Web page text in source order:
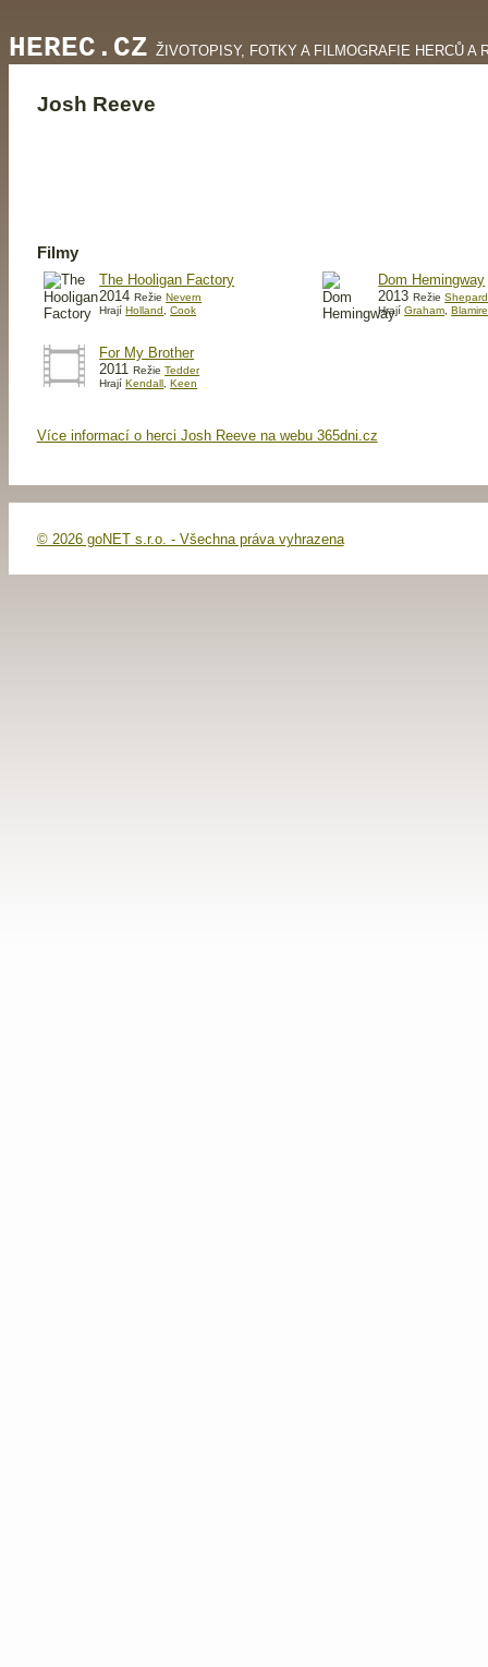
HEREC.CZ ŽIVOTOPISY, FOTKY A FILMOGRAFIE HERCŮ A
Josh Reeve
Filmy
The Hooligan Factory
2014RežieNevern
HrajíHolland ,Cook
Dom Hemingway
2013RežieShepard
HrajíGraham ,
For My Brother
2011RežieTedder
HrajíKendall,Keen
Více informací o herci Josh Reeve na webu 365dni.cz
© 2026 goNET s.r.o. - Všechna práva vyhrazena